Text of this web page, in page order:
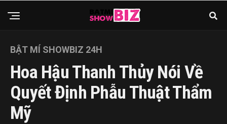
BẬT MÍ SHOWBIZ 24H
Hoa Hậu Thanh Thủy Nói Về
Quyết Định Phẫu Thuật Thẩm
Mỹ